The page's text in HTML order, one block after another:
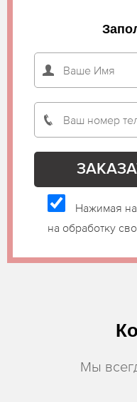
Нажимая
на обработку
Мы